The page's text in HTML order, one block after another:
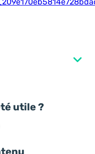
utile ?